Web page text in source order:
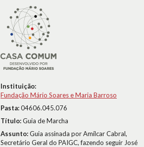
Instituição:
Fundação Mário Soares e Maria Barroso
Pasta:04606.045.076
Título:Guia de Marcha
Assunto:Guia assinada por Amílcar Cabral,
Secretário Geral do PAIGC, fazendo seguir José